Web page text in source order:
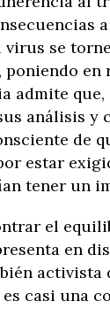
virus se
poniendo en
admite que,
análisis y
de
estar
tener un
el
en
activista
casi una